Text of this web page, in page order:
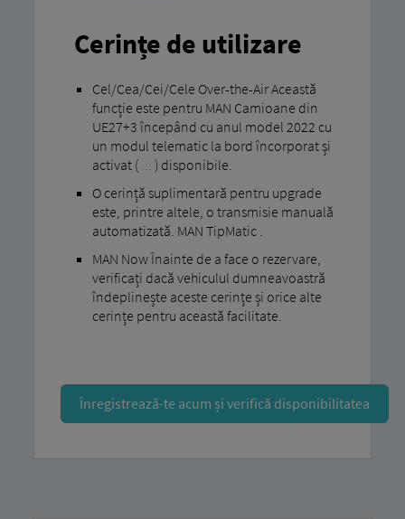
Cerințe de utilizare
Cel/Cea/Cei/Cele Over-the-Air Această
funcție este pentru MAN Camioane din
UE27+3 începând cu anul model 2022 cu
un modul telematic la bord încorporat și
activat ( ... ) disponibile.
O cerință suplimentară pentru upgrade
este, printre altele, o transmisie manuală
automatizată. MAN TipMatic .
MAN Now Înainte de a face o rezervare,
verificați dacă vehiculul dumneavoastră
îndeplinește aceste cerințe și orice alte
cerințe pentru această facilitate.
Înregistrează-te acum și verifică disponibilitatea